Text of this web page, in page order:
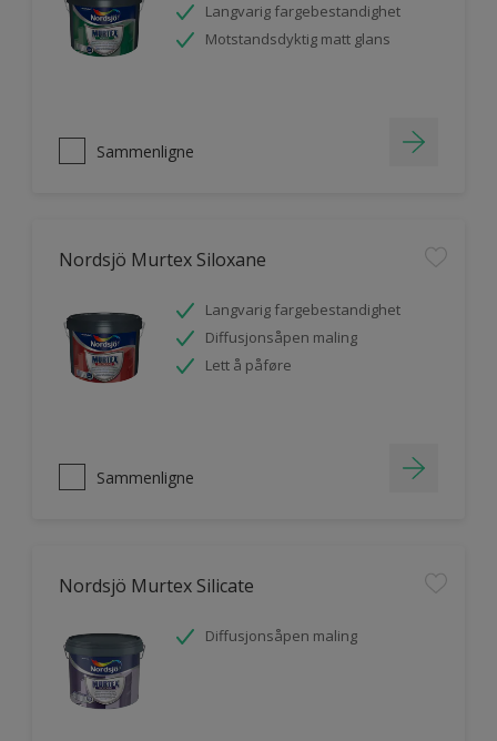
Langvarig fargebestandighet
Motstandsdyktig matt glans
Sammenligne
Nordsjö Murtex Siloxane
Langvarig fargebestandighet
Diffusjonsåpen maling
Lett å påføre
Sammenligne
Nordsjö Murtex Silicate
Diffusjonsåpen maling